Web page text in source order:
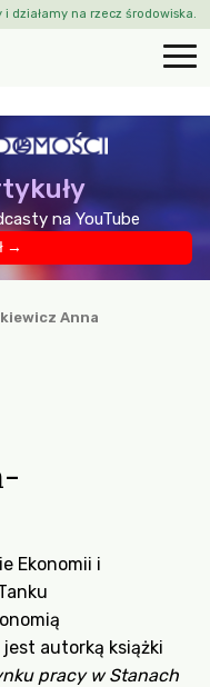
działamy na rzecz środowiska.
na YouTube
→
Anna
Ekonomii i
autorką książki
pracy w Stanach